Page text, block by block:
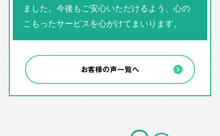
ました。今後もご安心いただけるよう、心の
こもったサービスを心がけてまいります。
お客様の声一覧へ